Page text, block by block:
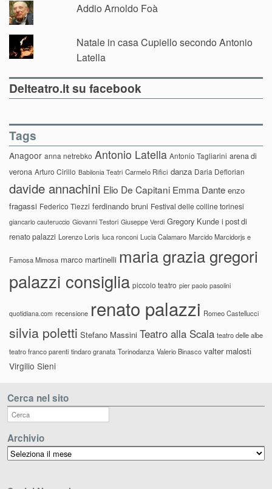
Addio Arnoldo Foà
Natale in casa Cupiello secondo Antonio
Latella
Delteatro.it su facebook
Tags
Anagoor anna netrebko Antonio Latella Antonio Tagliarini arena di
verona Arturo Cirillo Babilonia Teatri Carmelo Rifici danza Daria Deflorian
davide annachini Elio De Capitani Emma Dante enzo
fragassi Federico Tiezzi ferdinando bruni Festival delle colline torinesi
giancarlo cauteruccio Giovanni Testori Giuseppe Verdi Gregory Kunde i post di
renato palazzi Lorenzo Loris luca ronconi Lucia Calamaro Marcido Marcidorjs e
Famosa Mimosa marco martinelli maria grazia gregori
palazzi consiglia piccolo teatro pier paolo pasolini
quotidiana.com recensione renato palazzi Romeo Castellucci
silvia poletti Stefano Massini Teatro alla Scala teatro delle albe
teatro franco parenti tindaro granata Torinodanza Valerio Binasco valter malosti
Virgilio Sieni
Cerca nel sito
Archivio
Archivio